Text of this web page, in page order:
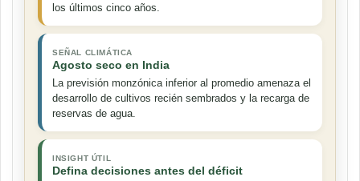
los últimos cinco años.
SEÑAL CLIMÁTICA
Agosto seco en India
La previsión monzónica inferior al promedio amenaza el
desarrollo de cultivos recién sembrados y la recarga de
reservas de agua.
INSIGHT ÚTIL
Defina decisiones antes del déficit